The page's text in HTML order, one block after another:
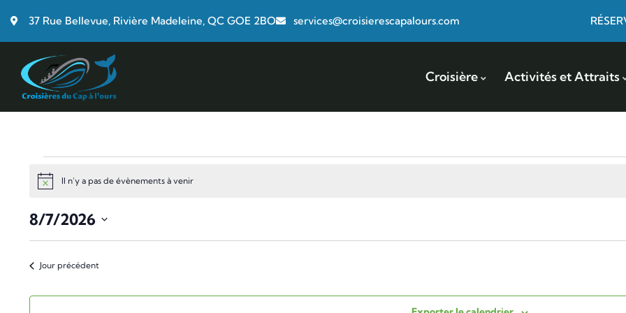
37 Rue Bellevue, Rivière Madeleine, QC GOE 2BO services@croisierescapalours.com
Croisière Activités et Attraits
NoticeIl n'y a pas de évènements à venir
8/7/2026
Choisir
Jour précédent